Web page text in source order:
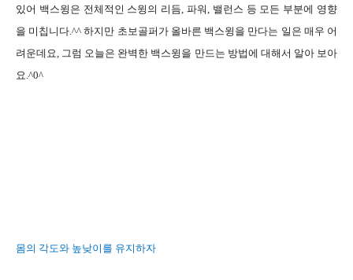
있어 백스윙은 전체적인 스윙의 리듬,파워, 밸런스 등 모든 부분에 영향
을 미칩니다.^^하지만 초보골퍼가 올바른 백스윙을 만다는 일은 매우 어
려운데요, 그럼 오늘은 완벽한 백스윙을 만드는 방법에 대해서 알아 보아
요.^0^
몸의 각도와 높낮이를 유지하자